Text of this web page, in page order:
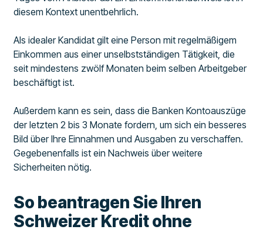
diesem Kontext unentbehrlich.
Als idealer Kandidat gilt eine Person mit regelmäßigem
Einkommen aus einer unselbstständigen Tätigkeit, die
seit mindestens zwölf Monaten beim selben Arbeitgeber
beschäftigt ist.
Außerdem kann es sein, dass die Banken Kontoauszüge
der letzten 2 bis 3 Monate fordern, um sich ein besseres
Bild über Ihre Einnahmen und Ausgaben zu verschaffen.
Gegebenenfalls ist ein Nachweis über weitere
Sicherheiten nötig.
So beantragen Sie Ihren
Schweizer Kredit ohne